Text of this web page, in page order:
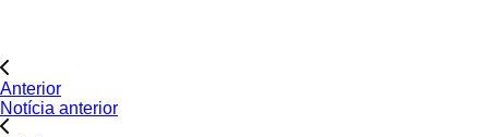
Anterior
Notícia anterior